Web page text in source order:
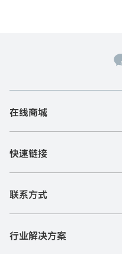
在线商城
快速链接
联系方式
行业解决方案